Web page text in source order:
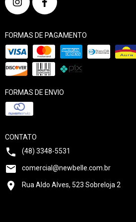
FORMAS DE PAGAMENTO
FORMAS DE ENVIO
CONTATO
(48) 3348-5531
comercial@newbelle.com.br
Rua Aldo Alves, 523 Sobreloja 2